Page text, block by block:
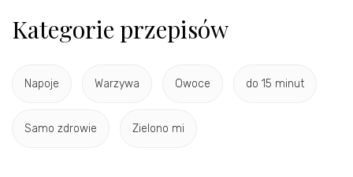
Kategorie przepisów
Napoje Warzywa Owoce do 15 minut
Samo zdrowie Zielono mi